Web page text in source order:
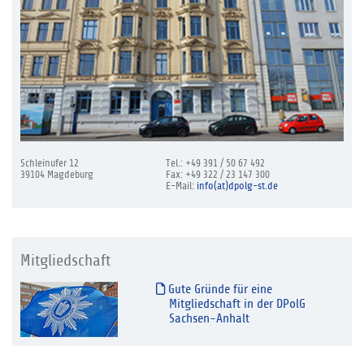
Schleinufer 12
39104 Magdeburg
Tel.: +49 391 / 50 67 492
Fax: +49 322 / 23 147 300
E-Mail: info(at)dpolg-st.de
Mitgliedschaft
Gute Gründe für eine
Mitgliedschaft in der DPolG
Sachsen-Anhalt